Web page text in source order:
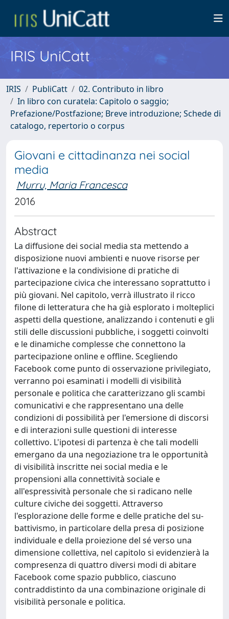
IRIS UniCatt
IRIS PubliCatt
02. Contributo in libro
In libro con curatela: Capitolo o saggio;
Prefazione/Postfazione; Breve introduzione; Schede di
catalogo, repertorio o corpus
Giovani e cittadinanza nei social
media
Murru, Maria Francesca
2016
Abstract
La diffusione dei social media sta mettendo a
disposizione nuovi ambienti e nuove risorse per
l'attivazione e la condivisione di pratiche di
partecipazione civica che interessano soprattutto i
più giovani. Nel capitolo, verrà illustrato il ricco
filone di letteratura che ha già esplorato i molteplici
aspetti della questione, analizzando i contenuti e gli
stili delle discussioni pubbliche, i soggetti coinvolti
e le dinamiche complesse che connettono la
partecipazione online e offline. Scegliendo
Facebook come punto di osservazione privilegiato,
verranno poi esaminati i modelli di visibilità
personale e politica che caratterizzano gli scambi
comunicativi e che rappresentano una delle
condizioni di possibilità per l'emersione di discorsi
e di interazioni sulle questioni di interesse
collettivo. L'ipotesi di partenza è che tali modelli
emergano da una negoziazione tra le opportunità
di visibilità inscritte nei social media e le
propensioni alla connettività sociale e
all'espressività personale che si radicano nelle
culture civiche dei soggetti. Attraverso
l'esplorazione delle forme e delle pratiche del su-
battivismo, in particolare della presa di posizione
individuale e della proiezione del sé verso una
dimensione collettiva, nel capitolo si evidenzierà la
compresenza di quattro diversi modi di abitare
Facebook come spazio pubblico, ciascuno
contraddistinto da una combinazione originale di
visibilità personale e politica.